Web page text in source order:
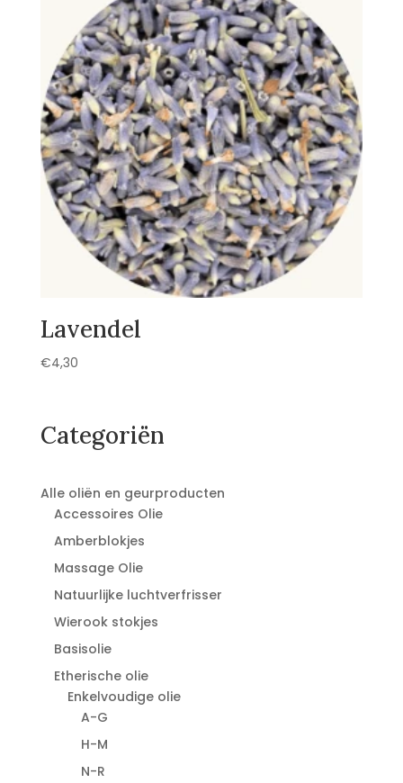
Lavendel
€4,30
Categoriën
Alle oliën en geurproducten
Accessoires Olie
Amberblokjes
Massage Olie
Natuurlijke luchtverfrisser
Wierook stokjes
Basisolie
Etherische olie
Enkelvoudige olie
A-G
H-M
N-R